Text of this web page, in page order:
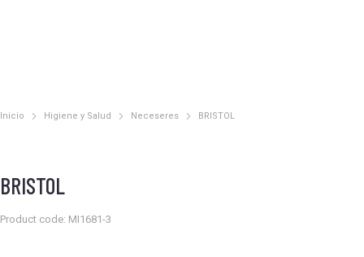
Estás aquí:
Inicio Higiene y Salud Neceseres BRISTOL
BRISTOL
Product code: MI1681-3